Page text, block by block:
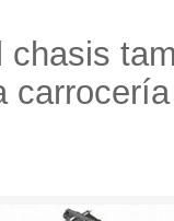
chasis